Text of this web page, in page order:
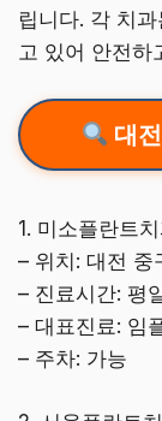
립니다. 각 치
고 있어 안전하
대
1. 미소플란트
– 위치: 대전
– 진료시간: 평
– 대표진료: 임
– 주차: 가능